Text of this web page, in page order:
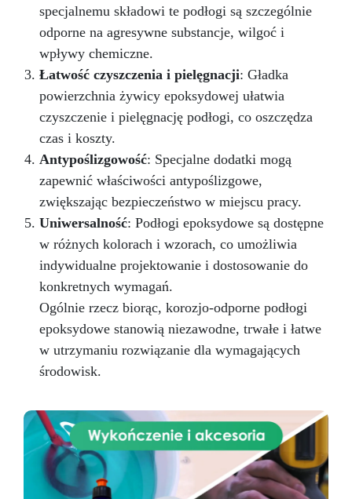
specjalnemu składowi te podłogi są szczególnie
odporne na agresywne substancje, wilgoć i
wpływy chemiczne.
Łatwość czyszczenia i pielęgnacji: Gładka
powierzchnia żywicy epoksydowej ułatwia
czyszczenie i pielęgnację podłogi, co oszczędza
czas i koszty.
Antypoślizgowość: Specjalne dodatki mogą
zapewnić właściwości antypoślizgowe,
zwiększając bezpieczeństwo w miejscu pracy.
Uniwersalność: Podłogi epoksydowe są dostępne
w różnych kolorach i wzorach, co umożliwia
indywidualne projektowanie i dostosowanie do
konkretnych wymagań.
Ogólnie rzecz biorąc, korozjo-odporne podłogi
epoksydowe stanowią niezawodne, trwałe i łatwe
w utrzymaniu rozwiązanie dla wymagających
środowisk.